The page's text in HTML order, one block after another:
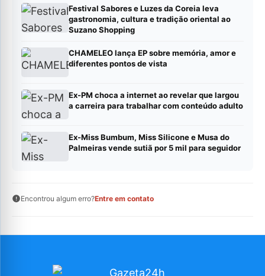
Festival Sabores e Luzes da Coreia leva
gastronomia, cultura e tradição oriental ao
Suzano Shopping
CHAMELEO lança EP sobre memória, amor e
diferentes pontos de vista
Ex-PM choca a internet ao revelar que largou
a carreira para trabalhar com conteúdo adulto
Ex-Miss Bumbum, Miss Silicone e Musa do
Palmeiras vende sutiã por 5 mil para seguidor
Encontrou algum erro?Entre em contato